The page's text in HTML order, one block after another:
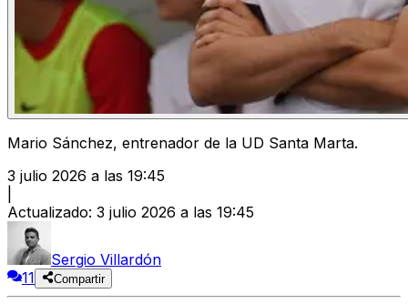
Mario Sánchez, entrenador de la UD Santa Marta.
3 julio 2026 a las 19:45
Actualizado: 3 julio 2026 a las 19:45
Sergio Villardón
11
Compartir